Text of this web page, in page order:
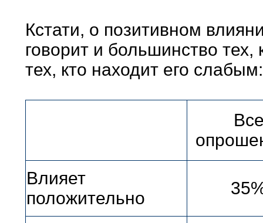
Кстати, о позитивном
говорит и большинство
тех, кто находит его слабым:
Влияет
положительно